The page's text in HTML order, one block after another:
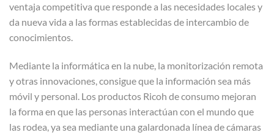
ventaja competitiva que responde a las necesidades locales y
da nueva vida a las formas establecidas de intercambio de
conocimientos.
Mediante la informática en la nube, la monitorización remota
y otras innovaciones, consigue que la información sea más
móvil y personal. Los productos Ricoh de consumo mejoran
la forma en que las personas interactúan con el mundo que
las rodea, ya sea mediante una galardonada línea de cámaras